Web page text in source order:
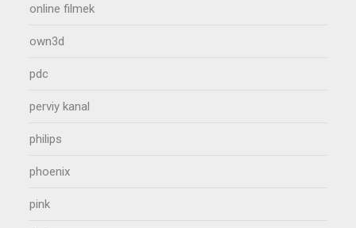
online filmek
own3d
pdc
perviy kanal
philips
phoenix
pink